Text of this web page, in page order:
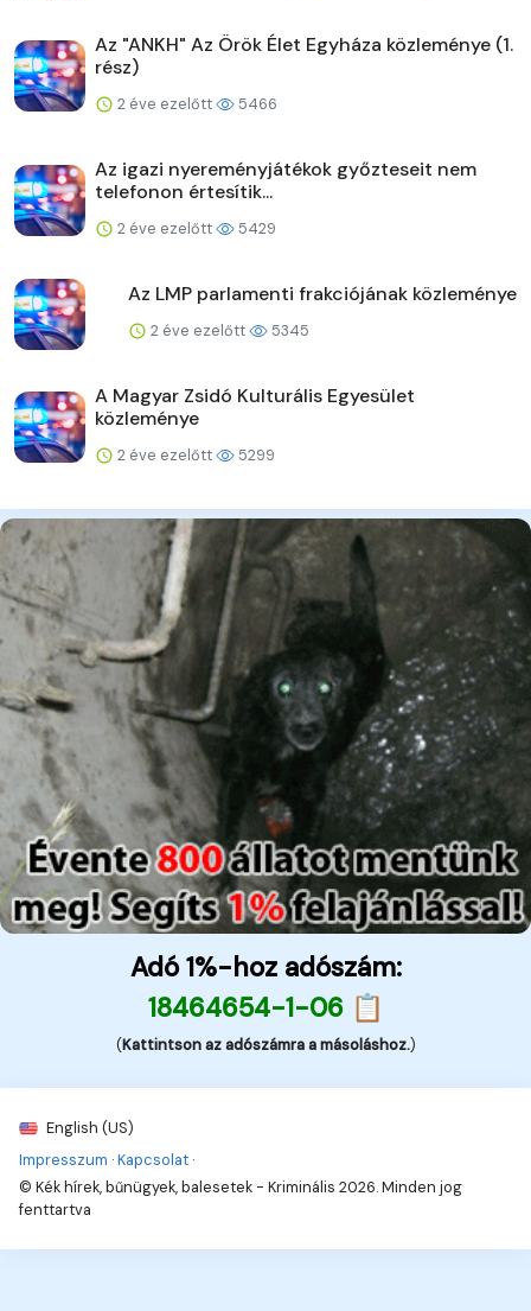
Az "ANKH" Az Örök Élet Egyháza közleménye (1.
rész)
2 éve ezelőtt 5466
Az igazi nyereményjátékok győzteseit nem
telefonon értesítik...
2 éve ezelőtt 5429
Az LMP parlamenti frakciójának közleménye
2 éve ezelőtt 5345
A Magyar Zsidó Kulturális Egyesület
közleménye
2 éve ezelőtt 5299
Adó 1%-hoz adószám:
18464654-1-06 📋
(Kattintson az adószámra a másoláshoz.)
English (US)
Impresszum ·Kapcsolat ·
© Kék hírek, bűnügyek, balesetek - Kriminális 2026. Minden jog
fenttartva